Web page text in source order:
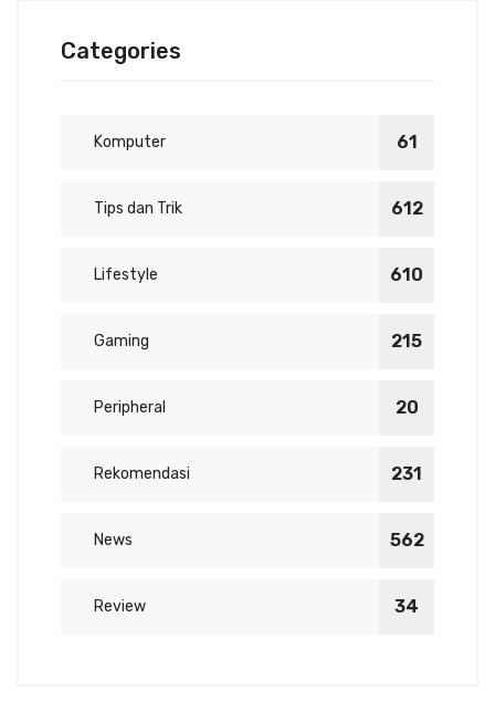
Categories
Komputer 61
Tips dan Trik 612
Lifestyle 610
Gaming 215
Peripheral 20
Rekomendasi 231
News 562
Review 34